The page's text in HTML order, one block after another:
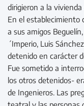
dirigieron a la vivienda
En el establecimiento
a sus amigos
´Imperio, Luis
detenido en carácter
Fue sometido a
los otros detenidos-
de Ingenieros. Las